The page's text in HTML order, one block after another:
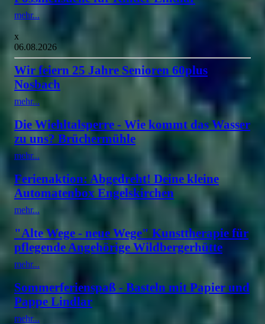
mehr...
x
06.08.2026
Wir feiern 25 Jahre Senioren 60plus
Nosbach
mehr...
Die Wiehltalsperre - Wie kommt das Wasser
zu uns? Brüchermühle
mehr...
Ferienaktion: Abgedreht! Deine kleine
Automatenbox Engelskirchen
mehr...
"Alte Wege - neue Wege" Kunsttherapie für
pflegende Angehörige Wildbergerhütte
mehr...
Sommerferienspaß - Basteln mit Papier und
Pappe Lindlar
mehr...